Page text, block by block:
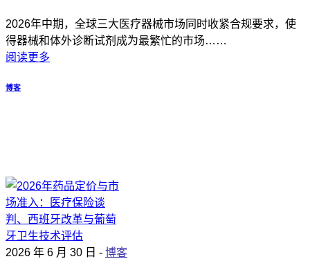
2026年中期，全球三大医疗器械市场同时收紧合规要求，使
得器械和体外诊断试剂成为最繁忙的市场……
阅读更多
博客
2026 年 6 月 30 日 - 博客